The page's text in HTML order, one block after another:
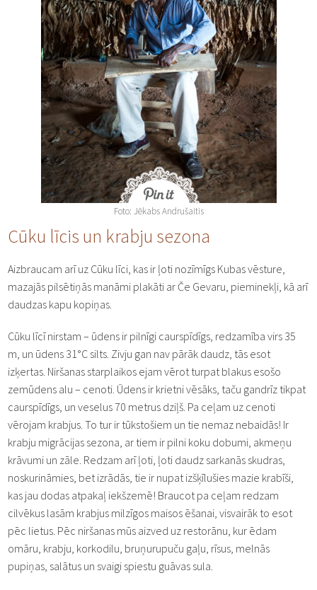
Foto: Jēkabs Andrušaitis
Cūku līcis un krabju sezona
Aizbraucam arī uz Cūku līci, kas ir ļoti nozīmīgs Kubas vēsture,
mazajās pilsētiņās manāmi plakāti ar Če Gevaru, pieminekļi, kā arī
daudzas kapu kopiņas.
Cūku līcī nirstam – ūdens ir pilnīgi caurspīdīgs, redzamība virs 35
m, un ūdens 31°C silts. Zivju gan nav pārāk daudz, tās esot
izķertas. Niršanas starplaikos ejam vērot turpat blakus esošo
zemūdens alu – cenoti. Ūdens ir krietni vēsāks, taču gandrīz tikpat
caurspīdīgs, un veselus 70 metrus dziļš. Pa ceļam uz cenoti
vērojam krabjus. To tur ir tūkstošiem un tie nemaz nebaidās! Ir
krabju migrācijas sezona, ar tiem ir pilni koku dobumi, akmeņu
krāvumi un zāle. Redzam arī ļoti, ļoti daudz sarkanās skudras,
noskurināmies, bet izrādās, tie ir nupat izšķīlušies mazie krabīši,
kas jau dodas atpakaļ iekšzemē! Braucot pa ceļam redzam
cilvēkus lasām krabjus milzīgos maisos ēšanai, visvairāk to esot
pēc lietus. Pēc niršanas mūs aizved uz restorānu, kur ēdam
omāru, krabju, korkodilu, bruņurupuču gaļu, rīsus, melnās
pupiņas, salātus un svaigi spiestu guāvas sula.